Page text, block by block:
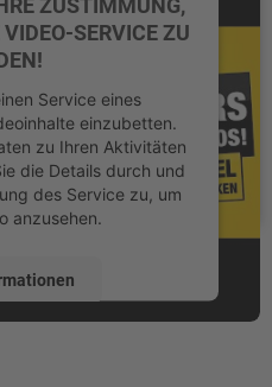
SERVICE ZU
Service eines
einzubetten.
zu Ihren Aktivitäten
die Details durch und
des Service zu, um
anzusehen.